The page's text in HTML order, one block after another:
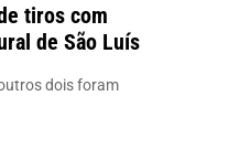
tiros com
de São Luís
dois foram